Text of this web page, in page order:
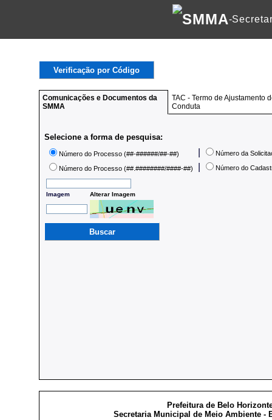
SMMA-
Comunicações e Documentos da
SMMA
TAC - Termo de Ajustamento
Conduta
Selecione a forma de pesquisa:
Número do Processo (##-######/##-##) Número da
Número do Processo (##.########/####-##) Número do
Imagem Alterar Imagem
Prefeitura de Belo
Secretaria Municipal de Meio Ambiente -